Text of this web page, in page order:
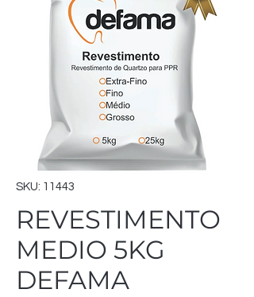
SKU: 11443
REVESTIMENTO
MEDIO 5KG
DEFAMA